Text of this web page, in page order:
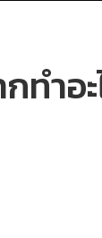
ทำ